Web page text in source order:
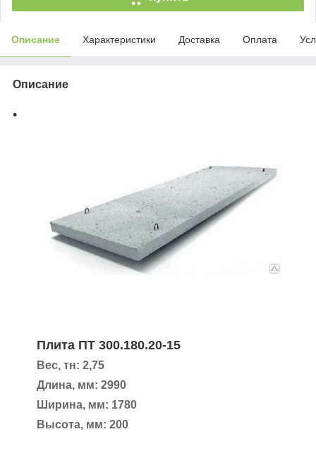
Описание Характеристики Доставка Оплата
Описание
Плита ПТ 300.180.20-15
Вес, тн: 2,75
Длина, мм: 2990
Ширина, мм: 1780
Высота, мм: 200